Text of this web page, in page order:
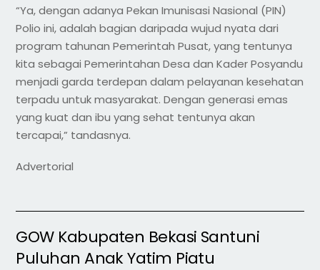
“Ya, dengan adanya Pekan Imunisasi Nasional (PIN)
Polio ini, adalah bagian daripada wujud nyata dari
program tahunan Pemerintah Pusat, yang tentunya
kita sebagai Pemerintahan Desa dan Kader Posyandu
menjadi garda terdepan dalam pelayanan kesehatan
terpadu untuk masyarakat. Dengan generasi emas
yang kuat dan ibu yang sehat tentunya akan
tercapai,” tandasnya.
Advertorial
GOW Kabupaten Bekasi Santuni
Puluhan Anak Yatim Piatu